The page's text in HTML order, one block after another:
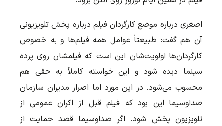
اصغری درباره موضع کارگردان فیلم درباره پخش تلویزیونی
آن هم گفت: طبیعتاً عوامل همه فیلم‌ها و به خصوص
کارگردان‌ها اولویت‌شان این است که فیلمشان روی پرده
سینما دیده شود و این خواسته کاملاً به حقی هم
محسوب می‌شود. در این مورد اما اصرار مدیران سازمان
صداوسیما این بود که فیلم قبل از اکران عمومی از
تلویزیون پخش شود. اگر صداوسیما قصد حمایت از